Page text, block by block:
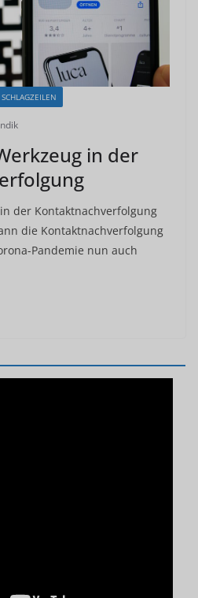
SCHLAGZEILEN
in der
der Kontaktnachverfolgung
die Kontaktnachverfolgung
Pandemie nun auch